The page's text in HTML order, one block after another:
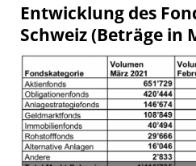
Entwicklung des
Schweiz (Beträge in